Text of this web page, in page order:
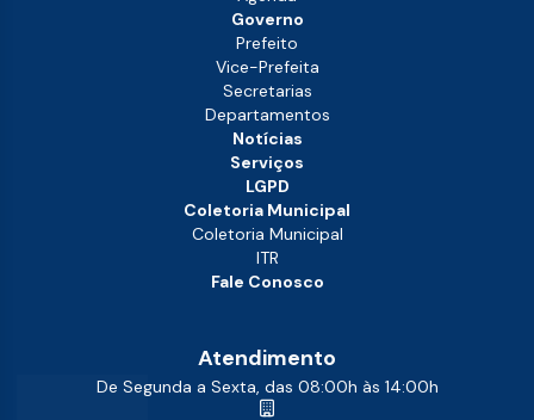
Governo
Prefeito
Vice-Prefeita
Secretarias
Departamentos
Notícias
Serviços
LGPD
Coletoria Municipal
Coletoria Municipal
ITR
Fale Conosco
Atendimento
De Segunda a Sexta, das 08:00h às 14:00h